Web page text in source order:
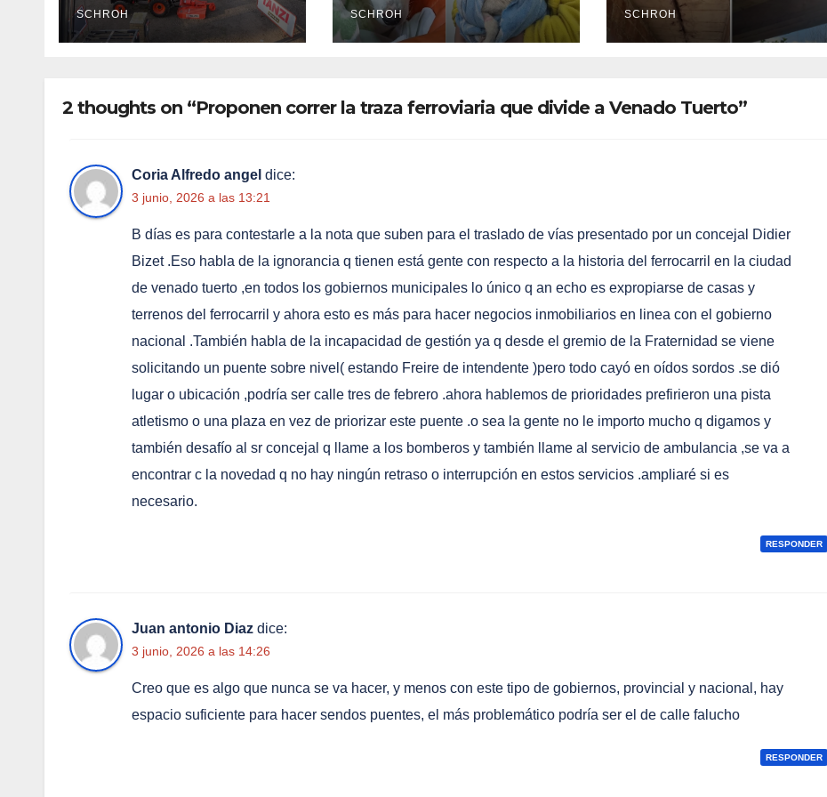
SCHROH
destacó el avance
de la causa judicial
SCHROH
problemas edilicios
en barrio de
SCHROH
2 thoughts on “Proponen correr la traza ferroviaria que divide a Venado Tuerto”
Coria Alfredo angel dice:
3 junio, 2026 a las 13:21
B días es para contestarle a la nota que suben para el traslado de vías presentado por un concejal Didier
Bizet .Eso habla de la ignorancia q tienen está gente con respecto a la historia del ferrocarril en la ciudad
de venado tuerto ,en todos los gobiernos municipales lo único q an echo es expropiarse de casas y
terrenos del ferrocarril y ahora esto es más para hacer negocios inmobiliarios en linea con el gobierno
nacional .También habla de la incapacidad de gestión ya q desde el gremio de la Fraternidad se viene
solicitando un puente sobre nivel( estando Freire de intendente )pero todo cayó en oídos sordos .se dió
lugar o ubicación ,podría ser calle tres de febrero .ahora hablemos de prioridades prefirieron una pista
atletismo o una plaza en vez de priorizar este puente .o sea la gente no le importo mucho q digamos y
también desafío al sr concejal q llame a los bomberos y también llame al servicio de ambulancia ,se va a
encontrar c la novedad q no hay ningún retraso o interrupción en estos servicios .ampliaré si es
necesario.
RESPONDER
Juan antonio Diaz dice:
3 junio, 2026 a las 14:26
Creo que es algo que nunca se va hacer, y menos con este tipo de gobiernos, provincial y nacional, hay
espacio suficiente para hacer sendos puentes, el más problemático podría ser el de calle falucho
RESPONDER